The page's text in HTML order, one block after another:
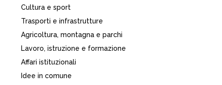
Cultura e sport
Trasporti e infrastrutture
Agricoltura, montagna e parchi
Lavoro, istruzione e formazione
Affari istituzionali
Idee in comune